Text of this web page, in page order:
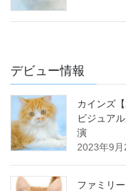
デビュー情報
カインズ
ビジュア
演
2023年9月
ファミリ